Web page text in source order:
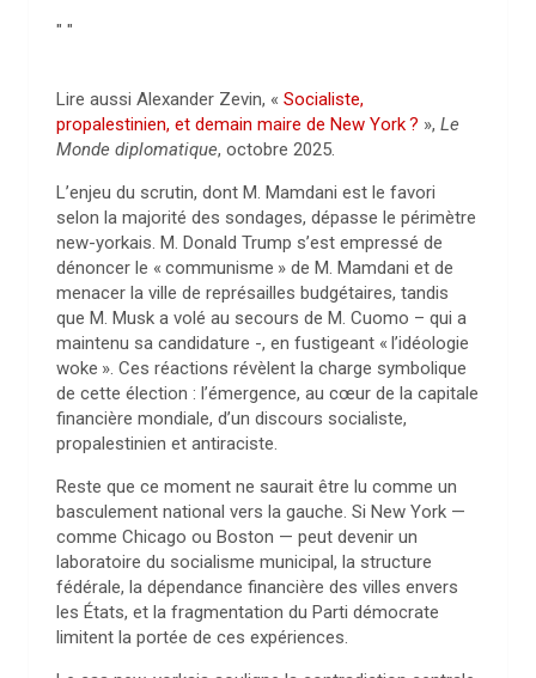
Lire aussi Alexander Zevin, « Socialiste,
propalestinien, et demain maire de New York? », Le
Monde diplomatique, octobre 2025.
L’enjeu du scrutin, dont M. Mamdani est le favori
selon la majorité des sondages, dépasse le périmètre
new-yorkais. M. Donald Trump s’est empressé de
dénoncer le « communisme » de M. Mamdani et de
menacer la ville de représailles budgétaires, tandis
que M. Musk a volé au secours de M. Cuomo – qui a
maintenu sa candidature -, en fustigeant « l’idéologie
woke ». Ces réactions révèlent la charge symbolique
de cette élection : l’émergence, au cœur de la capitale
financière mondiale, d’un discours socialiste,
propalestinien et antiraciste.
Reste que ce moment ne saurait être lu comme un
basculement national vers la gauche. Si New York —
comme Chicago ou Boston — peut devenir un
laboratoire du socialisme municipal, la structure
fédérale, la dépendance financière des villes envers
les États, et la fragmentation du Parti démocrate
limitent la portée de ces expériences.